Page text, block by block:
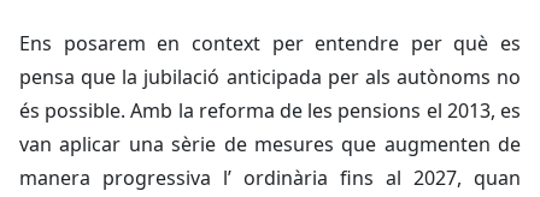
Ens posarem en context per entendre per què es
pensa que la jubilació anticipada per als autònoms no
és possible. Amb la reforma de les pensions el 2013, es
van aplicar una sèrie de mesures que augmenten de
manera progressiva l’ ordinària fins al 2027, quan